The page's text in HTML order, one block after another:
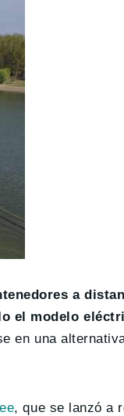
a
el modelo
en una
, que se lanzó a